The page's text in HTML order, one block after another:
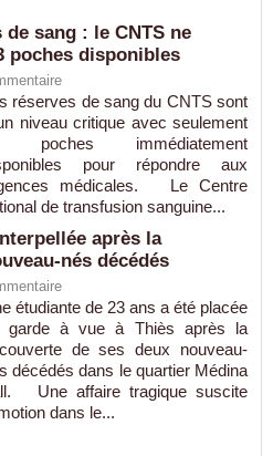
sang : le CNTS ne
poches disponibles
réserves de sang du CNTS sont
niveau critique avec seulement
poches immédiatement
pour répondre aux
médicales. Le Centre
de transfusion sanguine...
après la
nés décédés
étudiante de 23 ans a été placée
garde à vue à Thiès après la
de ses deux nouveau-
décédés dans le quartier Médina
Une affaire tragique suscite
dans le...